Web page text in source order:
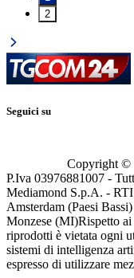
2
Seguici su
Copyright ©
P.Iva 03976881007 -
Mediamond S.p.A. -
Amsterdam (Paesi
Monzese (MI)Rispetto
riprodotti è vietata ogni
sistemi di intelligenza
espresso di utilizzare